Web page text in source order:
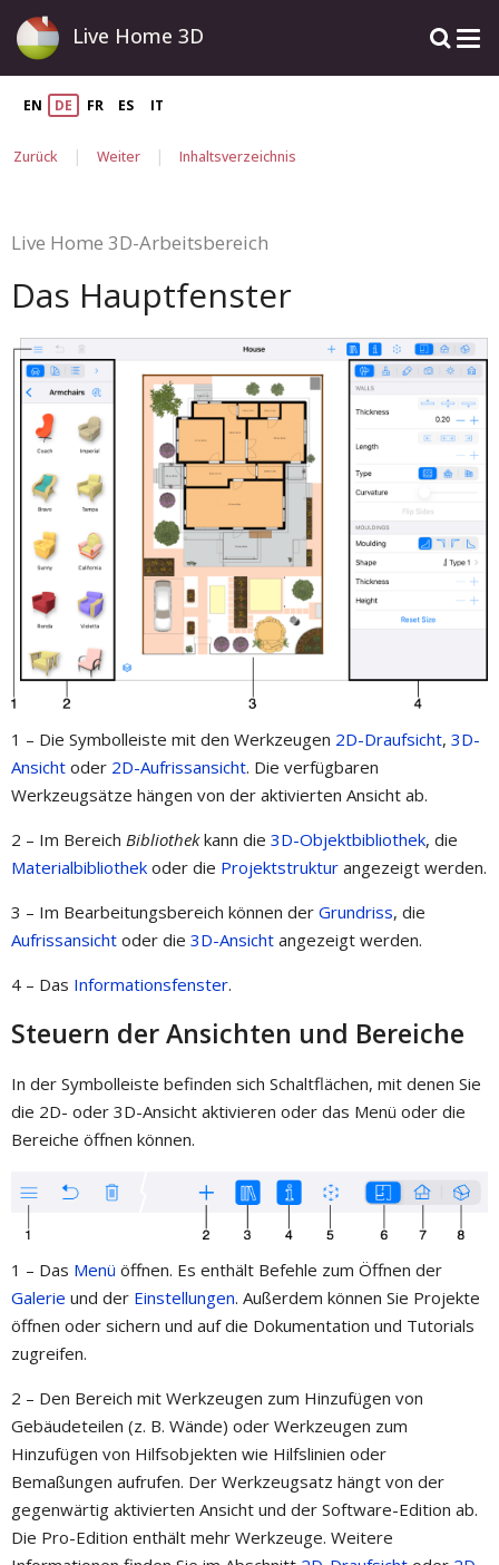
Live Home 3D
EN DE FR ES IT
Zurück | Weiter | Inhaltsverzeichnis
Live Home 3D-Arbeitsbereich
Das Hauptfenster
1 – Die Symbolleiste mit den Werkzeugen 2D-Draufsicht, 3D-
Ansicht oder 2D-Aufrissansicht. Die verfügbaren
Werkzeugsätze hängen von der aktivierten Ansicht ab.
2 – Im Bereich Bibliothekkann die 3D-Objektbibliothek, die
Materialbibliothek oder die Projektstruktur angezeigt werden.
3 – Im Bearbeitungsbereich können der Grundriss, die
Aufrissansicht oder die 3D-Ansicht angezeigt werden.
4 – Das Informationsfenster.
Steuern der Ansichten und Bereiche
In der Symbolleiste befinden sich Schaltflächen, mit denen Sie
die 2D- oder 3D-Ansicht aktivieren oder das Menü oder die
Bereiche öffnen können.
1 – Das Menü öffnen. Es enthält Befehle zum Öffnen der
Galerie und der Einstellungen. Außerdem können Sie Projekte
öffnen oder sichern und auf die Dokumentation und Tutorials
zugreifen.
2 – Den Bereich mit Werkzeugen zum Hinzufügen von
Gebäudeteilen (z. B. Wände) oder Werkzeugen zum
Hinzufügen von Hilfsobjekten wie Hilfslinien oder
Bemaßungen aufrufen. Der Werkzeugsatz hängt von der
gegenwärtig aktivierten Ansicht und der Software-Edition ab.
Die Pro-Edition enthält mehr Werkzeuge. Weitere